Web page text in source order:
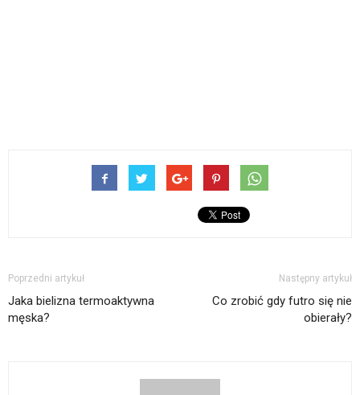
Poprzedni artykuł
Jaka bielizna termoaktywna
męska?
Następny artykuł
Co zrobić gdy futro się nie
obierały?